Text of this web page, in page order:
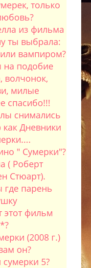
только
из фильма
ты выбрала:
вампиром?
на подобие
волчонок,
милые
спасибо!!!
снимались
Дневники
" Сумерки"?
( Роберт
Стюарт).
где парень
этот фильм
(2008 г.)
он?
5?